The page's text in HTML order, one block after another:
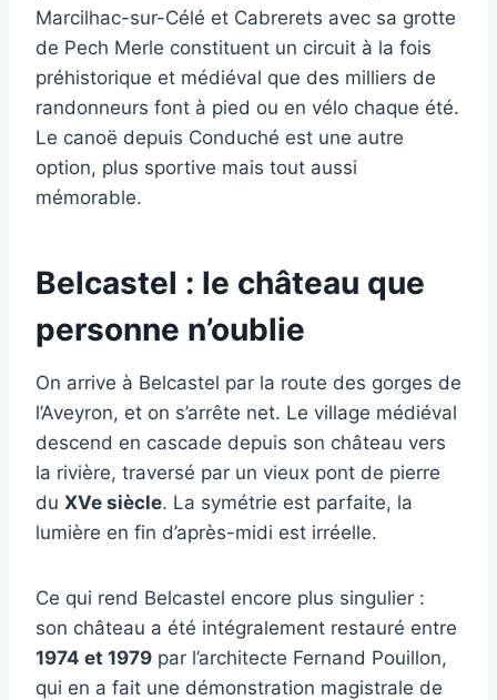
Marcilhac-sur-Célé et Cabrerets avec sa grotte
de Pech Merle constituent un circuit à la fois
préhistorique et médiéval que des milliers de
randonneurs font à pied ou en vélo chaque été.
Le canoë depuis Conduché est une autre
option, plus sportive mais tout aussi
mémorable.
Belcastel : le château que
personne n’oublie
On arrive à Belcastel par la route des gorges de
l’Aveyron, et on s’arrête net. Le village médiéval
descend en cascade depuis son château vers
la rivière, traversé par un vieux pont de pierre
du XVe siècle. La symétrie est parfaite, la
lumière en fin d’après-midi est irréelle.
Ce qui rend Belcastel encore plus singulier :
son château a été intégralement restauré entre
1974 et 1979 par l’architecte Fernand Pouillon,
qui en a fait une démonstration magistrale de